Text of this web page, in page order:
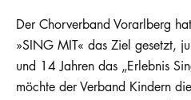
Der Chorverband Vorarlberg
»SING MIT« das Ziel gesetzt,
und 14 Jahren das „Erlebnis
möchte der Verband Kindern